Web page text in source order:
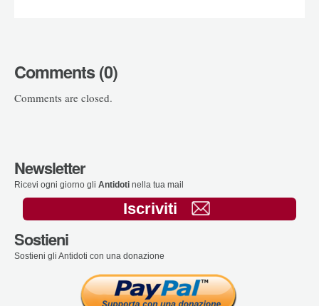
Comments (0)
Comments are closed.
Newsletter
Ricevi ogni giorno gli Antidoti nella tua mail
Iscriviti
Sostieni
Sostieni gli Antidoti con una donazione